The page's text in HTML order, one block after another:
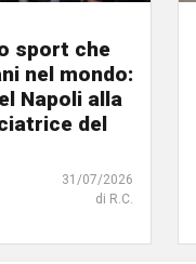
sport che
nel mondo:
Napoli alla
del
31/07/2026
di R.C.